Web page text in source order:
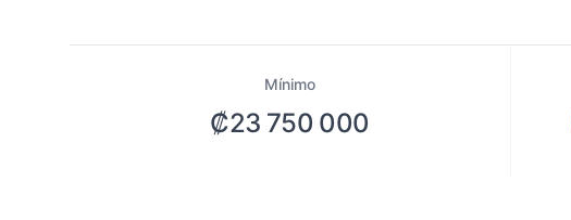
Mínimo
₡23 750 000